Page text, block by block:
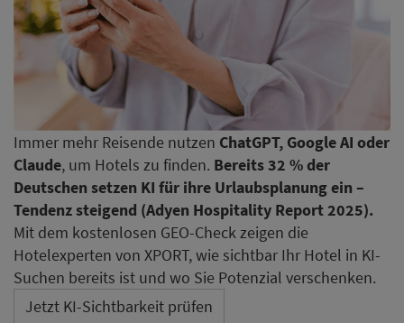
Immer mehr Reisende nutzen ChatGPT, Google AI oder
Claude, um Hotels zu finden. Bereits 32 % der
Deutschen setzen KI für ihre Urlaubsplanung ein –
Tendenz steigend (Adyen Hospitality Report 2025).
Mit dem kostenlosen GEO-Check zeigen die
Hotelexperten von XPORT, wie sichtbar Ihr Hotel in KI-
Suchen bereits ist und wo Sie Potenzial verschenken.
Jetzt KI-Sichtbarkeit prüfen